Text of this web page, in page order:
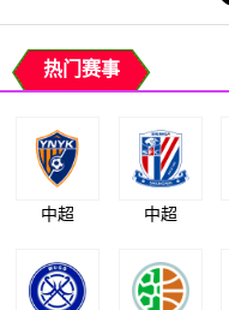
热门赛事
中超 中超